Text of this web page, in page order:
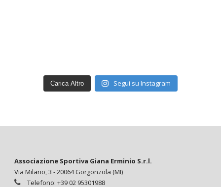
Carica Altro Segui su Instagram
Associazione Sportiva Giana Erminio S.r.l.
Via Milano, 3 - 20064 Gorgonzola (MI)
Telefono: +39 02 95301988